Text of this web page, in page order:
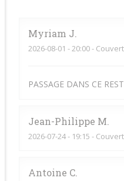
Myriam J
2026-08-01 - 20:00 -
PASSAGE DANS CE
Jean-Philippe M
2026-07-24- 19:15 -
Antoine C